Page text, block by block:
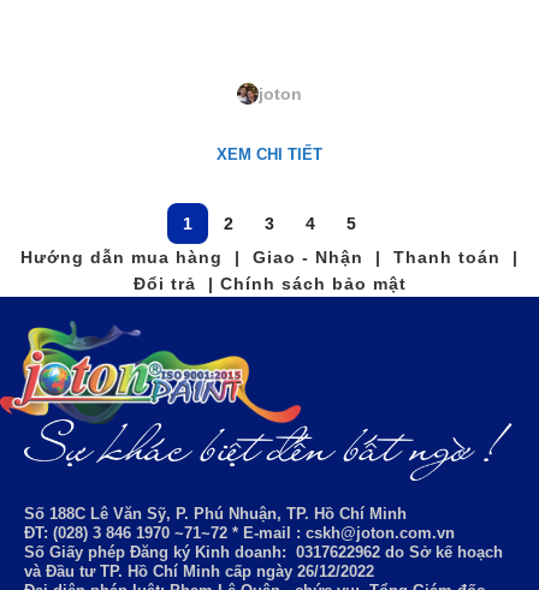
joton
XEM CHI TIẾT
1 2 3 4
5
Hướng dẫn mua hàng | Giao - Nhận | Thanh toán |
Đổi trả | Chính sách bảo mật
Số 188C Lê Văn Sỹ, P. Phú Nhuận, TP. Hồ Chí Minh
ĐT: (028) 3 846 1970 ~71~72 * E-mail : cskh@joton.com.vn
Số Giấy phép Đăng ký Kinh doanh: 0317622962 do Sở kế hoạch
và Đầu tư TP. Hồ Chí Minh cấp ngày 26/12/2022